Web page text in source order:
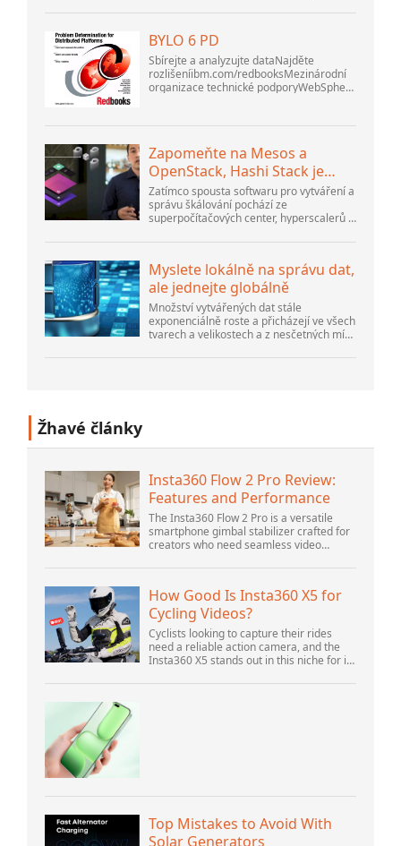
prostředí na GoDaddy Open 2021 dne 28.
BYLO 6 PD
Sbírejte a analyzujte dataNajděte
rozlišeníibm.com/redbooksMezinárodní
organizace technické podporyWebSphere
PlatformsListopad 2005 SG2...
Zapomeňte na Mesos a
OpenStack, Hashi Stack je
nová další platforma
Zatímco spousta softwaru pro vytváření a
správu škálování pochází ze
superpočítačových center, hyperscalerů a
existuje spousta inovací, které dělají lidé...
Myslete lokálně na správu dat,
ale jednejte globálně
Množství vytvářených dat stále
exponenciálně roste a přicházejí ve všech
tvarech a velikostech a z nesčetných míst.
nestrukturovaný a je to gen...
Žhavé články
Insta360 Flow 2 Pro Review:
Features and Performance
The Insta360 Flow 2 Pro is a versatile
smartphone gimbal stabilizer crafted for
creators who need seamless video
for vlogging, live streaming, and video
How Good Is Insta360 X5 for
Cycling Videos?
Cyclists looking to capture their rides
need a reliable action camera, and the
Insta360 X5 stands out in this niche for its
Offering top-of-the-line 8K 360° video ca...
Top Mistakes to Avoid With
Solar Generators